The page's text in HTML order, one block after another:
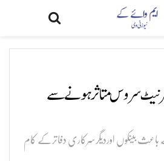
سروس متاثرہونے سے
بینکوں اوردیگرسرکاری دفاترکے کام